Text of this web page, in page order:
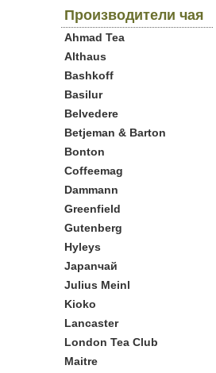
Производители чая
Ahmad Tea
Althaus
Bashkoff
Basilur
Belvedere
Betjeman & Barton
Bonton
Coffeemag
Dammann
Greenfield
Gutenberg
Hyleys
Japanчай
Julius Meinl
Kioko
Lancaster
London Tea Club
Maitre